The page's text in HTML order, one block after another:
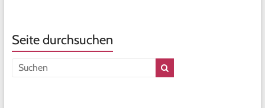
Seite durchsuchen